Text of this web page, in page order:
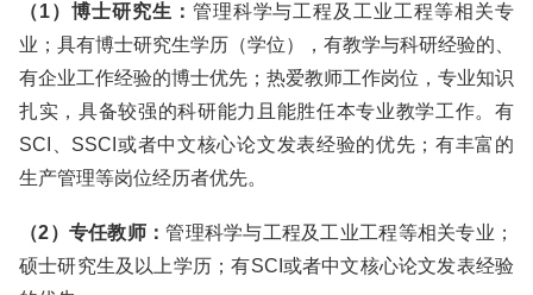
（1）博士研究生： 管理科学与工程及工业工程等相关专
业；具有博士研究生学历（学位），有教学与科研经验的、
有企业工作经验的博士优先；热爱教师工作岗位，专业知识
扎实，具备较强的科研能力且能胜任本专业教学工作。有
SCI、SSCI或者中文核心论文发表经验的优先；有丰富的
生产管理等岗位经历者优先。
（2）专任教师：管理科学与工程及工业工程等相关专业；
硕士研究生及以上学历；有SCI或者中文核心论文发表经验